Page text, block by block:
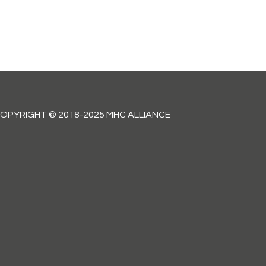
© 2018-2025 MHC ALLIANCE